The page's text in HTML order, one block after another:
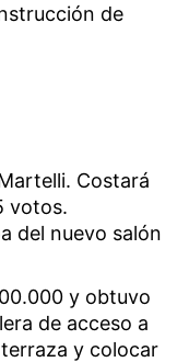
de
Costará
votos.
del nuevo salón
y obtuvo
de acceso a
y colocar